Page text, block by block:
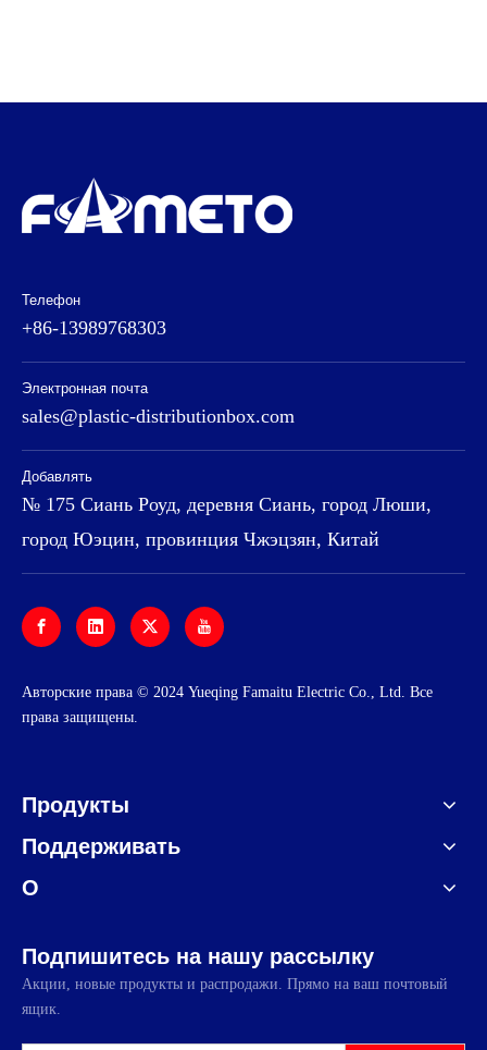
Телефон
+86-13989768303
Электронная почта
sales@plastic-distributionbox.com
Добавлять
№ 175 Сиань Роуд, деревня Сиань, город Люши,
город Юэцин, провинция Чжэцзян, Китай
Авторские права © 2024 Yueqing Famaitu Electric Co., Ltd. Все
права защищены.
Продукты
Поддерживать
О
Подпишитесь на нашу рассылку
Акции, новые продукты и распродажи. Прямо на ваш почтовый
ящик.